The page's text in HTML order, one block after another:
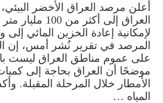
أعلن مرصد العراق الأخضر
العراق إلى أكثر
لإمكانية إعادة الخزين المائي
المرصد في تقرير نُشر أمس، إن
على عموم مناطق العراق ليست
موضحًا أن العراق بحاجة إلى
الأمطار خلال المرحلة المقبلة.
المياه …